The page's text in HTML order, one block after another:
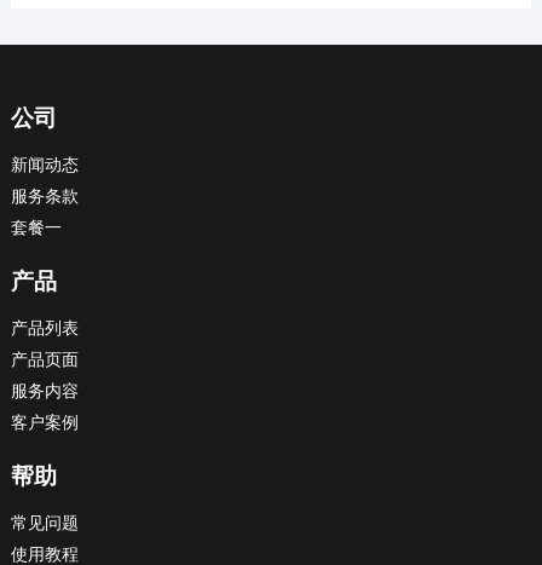
公司
新闻动态
服务条款
套餐一
产品
产品列表
产品页面
服务内容
客户案例
帮助
常见问题
使用教程